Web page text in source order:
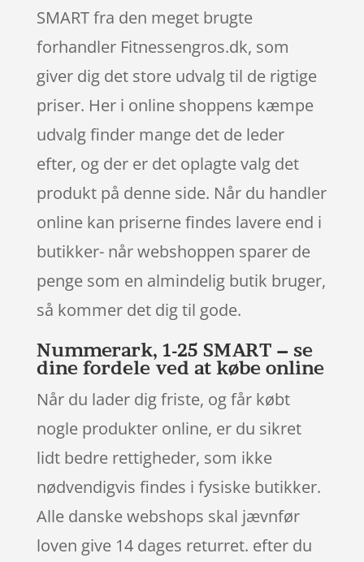
SMART fra den meget brugte
forhandler Fitnessengros.dk, som
giver dig det store udvalg til de rigtige
priser. Her i online shoppens kæmpe
udvalg finder mange det de leder
efter, og der er det oplagte valg det
produkt på denne side. Når du handler
online kan priserne findes lavere end i
butikker- når webshoppen sparer de
penge som en almindelig butik bruger,
så kommer det dig til gode.
Nummerark, 1-25 SMART – se
dine fordele ved at købe online
Når du lader dig friste, og får købt
nogle produkter online, er du sikret
lidt bedre rettigheder, som ikke
nødvendigvis findes i fysiske butikker.
Alle danske webshops skal jævnfør
loven give 14 dages returret. efter du